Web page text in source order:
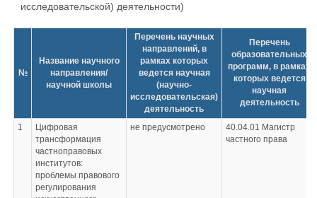
исследовательской) деятельности)
№
Название научного
направления/
научной школы
Перечень научных
направлений, в
рамках которых
ведется научная
(научно-
исследовательская)
деятельность
Перечень
образовательных
программ, в рамках
которых ведется
научная
деятельность
1
Цифровая
трансформация
частноправовых
институтов:
проблемы правового
регулирования
не предусмотрено 40.04.01 Магистр
частного права